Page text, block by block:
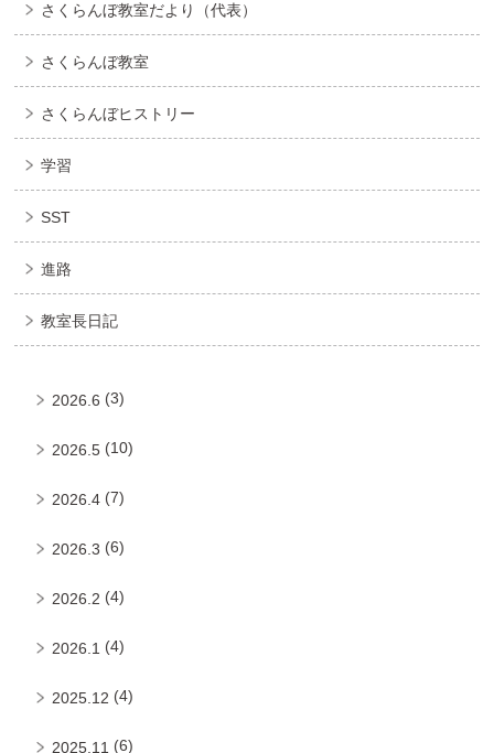
さくらんぼ教室だより（代表）
さくらんぼ教室
さくらんぼヒストリー
学習
SST
進路
教室長日記
2026.6 (3)
2026.5 (10)
2026.4 (7)
2026.3 (6)
2026.2 (4)
2026.1 (4)
2025.12 (4)
2025.11 (6)